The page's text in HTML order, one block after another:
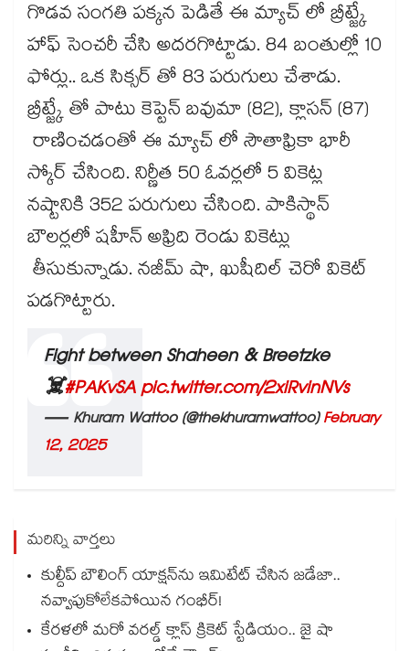
గొడవ సంగతి పక్కన పెడితే ఈ మ్యాచ్ లో బ్రీట్జ్కే
హాఫ్ సెంచరీ చేసి అదరగొట్టాడు. 84 బంతుల్లో 10
ఫోర్లు.. ఒక సిక్సర్ తో 83 పరుగులు చేశాడు.
బ్రీట్జ్కే తో పాటు కెప్టెన్ బవుమా (82), క్లాసన్ (87)
రాణించడంతో ఈ మ్యాచ్ లో సౌతాఫ్రికా భారీ
స్కోర్ చేసింది. నిర్ణీత 50 ఓవర్లలో 5 వికెట్ల
నష్టానికి 352 పరుగులు చేసింది. పాకిస్థాన్
బౌలర్లలో షహీన్ అఫ్రిది రెండు వికెట్లు
తీసుకున్నాడు. నజీమ్ షా, ఖుషీదిల్ చెరో వికెట్
పడగొట్టారు.
Fight between Shaheen & Breetzke
☠️#PAKvSApic.twitter.com/2xiRvinNVs
— Khuram Wattoo (@thekhuramwattoo)February
12, 2025
మరిన్ని వార్తలు
కుల్దీప్ బౌలింగ్ యాక్షన్‌ను ఇమిటేట్ చేసిన జడేజా..
నవ్వాపుకోలేకపోయిన గంభీర్!
కేరళలో మరో వరల్డ్ క్లాస్ క్రికెట్ స్టేడియం.. జై షా